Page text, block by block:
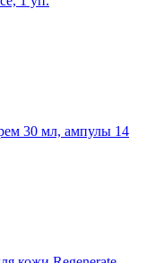
30 мл, ампулы 14